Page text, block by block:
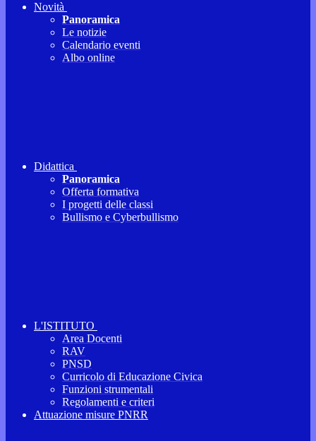
Novità
Panoramica
Le notizie
Calendario eventi
Albo online
Didattica
Panoramica
Offerta formativa
I progetti delle classi
Bullismo e Cyberbullismo
L'ISTITUTO
Area Docenti
RAV
PNSD
Curricolo di Educazione Civica
Funzioni strumentali
Regolamenti e criteri
Attuazione misure PNRR